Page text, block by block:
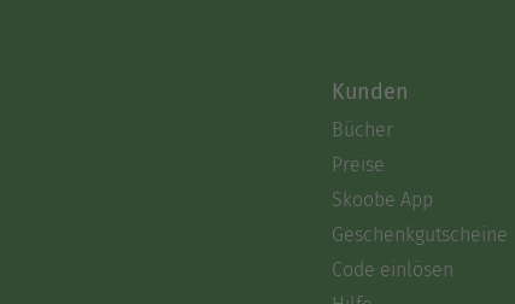
Kunden
Bücher
Preise
Skoobe App
Geschenkgutscheine
Code einlösen